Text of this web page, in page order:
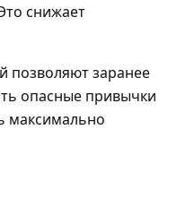
снижает
позволяют заранее
опасные привычки
максимально